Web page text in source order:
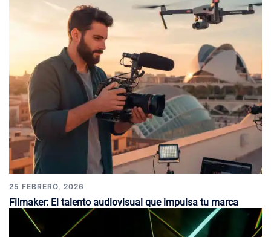
25 FEBRERO, 2026
Filmaker: El talento audiovisual que impulsa tu marca